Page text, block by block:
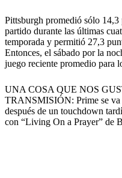
Pittsburgh promedió sólo 14,3
partido durante las últimas
temporada y permitió 27,3
Entonces, el sábado por la
juego reciente promedio para
UNA COSA QUE NOS
TRANSMISIÓN: Prime se va
después de un touchdown
con “Living On a Prayer” de